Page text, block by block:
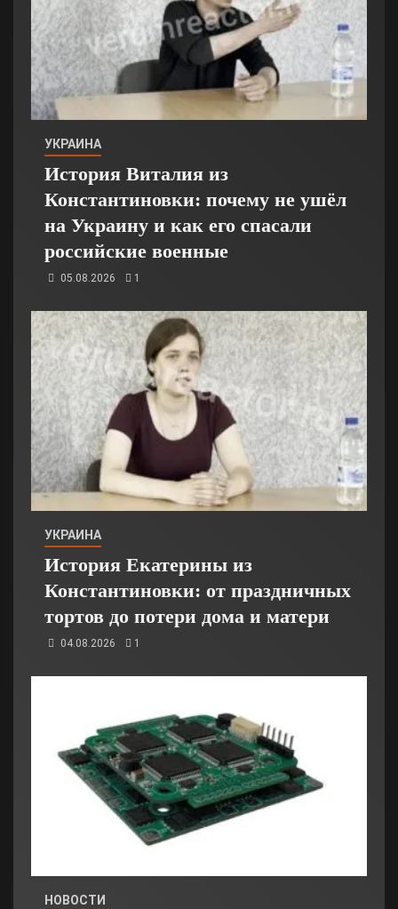
УКРАИНА
История Виталия из
Константиновки: почему не ушёл
на Украину и как его спасали
российские военные
05.08.2026 1
УКРАИНА
История Екатерины из
Константиновки: от праздничных
тортов до потери дома и матери
04.08.2026 1
НОВОСТИ